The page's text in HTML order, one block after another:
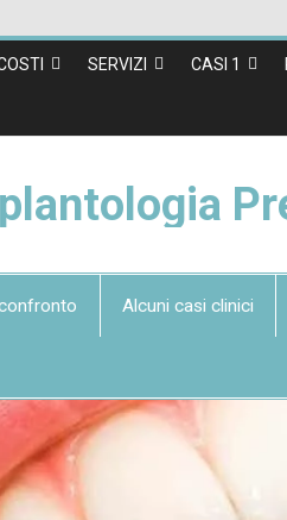
SERVIZI CASI 1
Alcuni casi clinici